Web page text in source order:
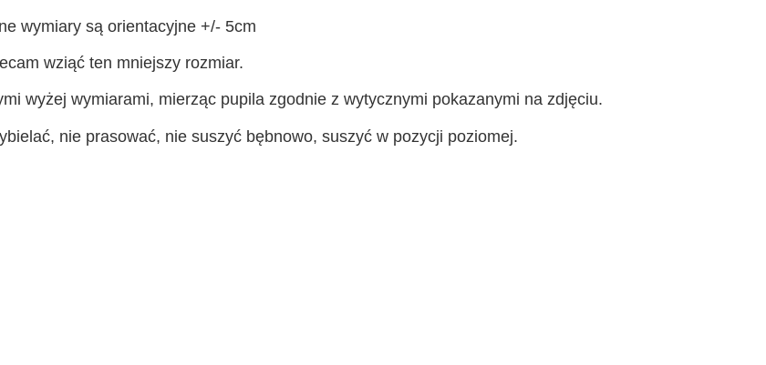
wymiary są orientacyjne +/- 5cm
wziąć ten mniejszy rozmiar.
wyżej wymiarami, mierząc pupila zgodnie z wytycznymi pokazanymi na zdjęciu.
nie prasować, nie suszyć bębnowo, suszyć w pozycji poziomej.